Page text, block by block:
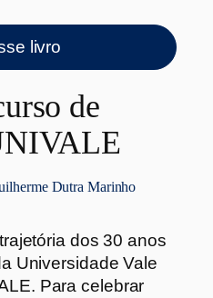
livro
de
Dutra Marinho
dos 30 anos
Universidade Vale
Para celebrar